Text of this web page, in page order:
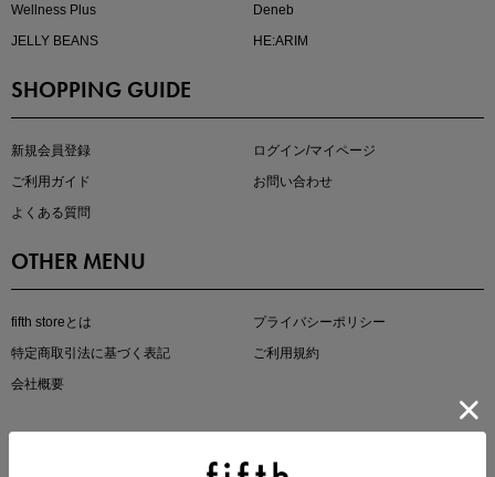
真夏のオフィスカジュアル
Wellness Plus
Deneb
JELLY BEANS
HE:ARIM
SHOPPING GUIDE
新規会員登録
ログイン/マイページ
ご利用ガイド
お問い合わせ
よくある質問
OTHER MENU
fifth storeとは
プライバシーポリシー
特定商取引法に基づく表記
ご利用規約
会社概要